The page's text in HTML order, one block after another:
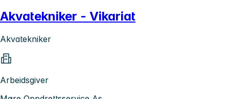
Akvatekniker - Vikariat
Akvatekniker
Arbeidsgiver